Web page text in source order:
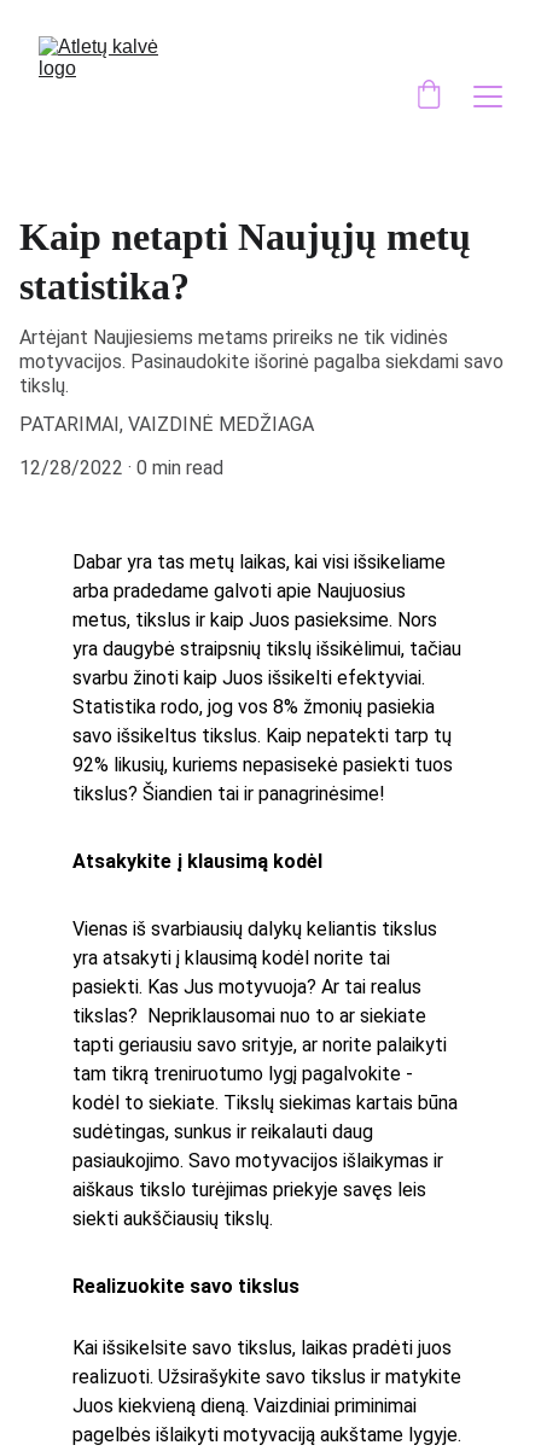
Kaip netapti Naujųjų metų
statistika?
Artėjant Naujiesiems metams prireiks ne tik vidinės
motyvacijos. Pasinaudokite išorinė pagalba siekdami savo
tikslų.
PATARIMAI, VAIZDINĖ MEDŽIAGA
12/28/2022
0 min read
Dabar yra tas metų laikas, kai visi išsikeliame
arba pradedame galvoti apie Naujuosius
metus, tikslus ir kaip Juos pasieksime. Nors
yra daugybė straipsnių tikslų išsikėlimui, tačiau
svarbu žinoti kaip Juos išsikelti efektyviai.
Statistika rodo, jog vos 8% žmonių pasiekia
savo išsikeltus tikslus. Kaip nepatekti tarp tų
92% likusių, kuriems nepasisekė pasiekti tuos
tikslus? Šiandien tai ir panagrinėsime!
Atsakykite į klausimą kodėl
Vienas iš svarbiausių dalykų keliantis tikslus
yra atsakyti į klausimą kodėl norite tai
pasiekti. Kas Jus motyvuoja? Ar tai realus
tikslas?  Nepriklausomai nuo to ar siekiate
tapti geriausiu savo srityje, ar norite palaikyti
tam tikrą treniruotumo lygį pagalvokite -
kodėl to siekiate. Tikslų siekimas kartais būna
sudėtingas, sunkus ir reikalauti daug
pasiaukojimo. Savo motyvacijos išlaikymas ir
aiškaus tikslo turėjimas priekyje savęs leis
siekti aukščiausių tikslų.
Realizuokite savo tikslus
Kai išsikelsite savo tikslus, laikas pradėti juos
realizuoti. Užsirašykite savo tikslus ir matykite
Juos kiekvieną dieną. Vaizdiniai priminimai
pagelbės išlaikyti motyvaciją aukštame lygyje.